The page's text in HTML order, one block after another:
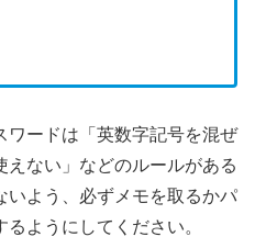
ワードは「英数字記号を混ぜ
えない」などのルールがある
いよう、必ずメモを取るかパ
ようにしてください。